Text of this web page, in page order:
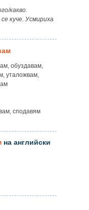
какво.
куче. Усмириха
обуздавам,
уталожвам,
сподавям
на английски